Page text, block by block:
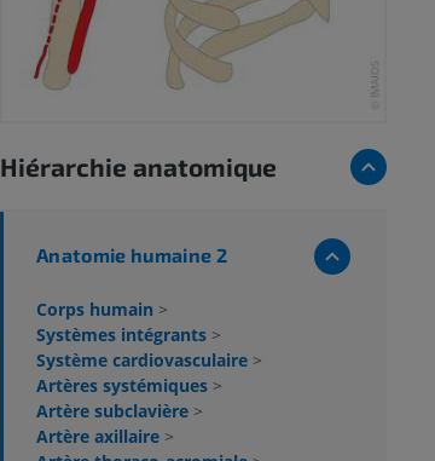
Hiérarchie anatomique
Anatomie humaine 2
Corps humain >
Systèmes intégrants >
Système cardiovasculaire >
Artères systémiques >
Artère subclavière >
Artère axillaire >